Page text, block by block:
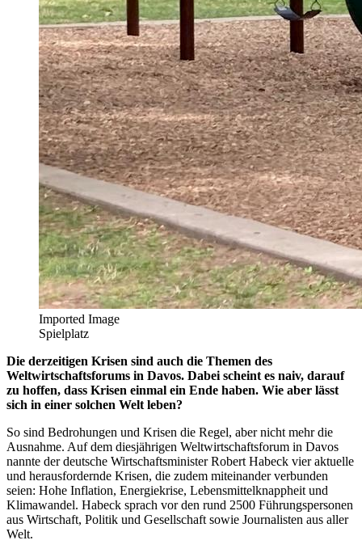
Imported Image
Spielplatz
Die derzeitigen Krisen sind auch die Themen des
Weltwirtschaftsforums in Davos. Dabei scheint es naiv, darauf
zu hoffen, dass Krisen einmal ein Ende haben. Wie aber lässt
sich in einer solchen Welt leben?
So sind Bedrohungen und Krisen die Regel, aber nicht mehr die
Ausnahme. Auf dem diesjährigen Weltwirtschaftsforum in Davos
nannte der deutsche Wirtschaftsminister Robert Habeck vier aktuelle
und herausfordernde Krisen, die zudem miteinander verbunden
seien: Hohe Inflation, Energiekrise, Lebensmittelknappheit und
Klimawandel. Habeck sprach vor den rund 2500 Führungspersonen
aus Wirtschaft, Politik und Gesellschaft sowie Journalisten aus aller
Welt.